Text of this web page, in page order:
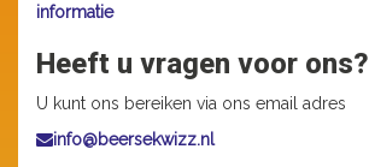
informatie
Heeft u vragen voor ons?
U kunt ons bereiken via ons email adres
info@beersekwizz.nl